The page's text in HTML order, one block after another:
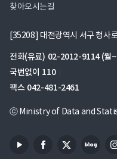
찾아오시는길
[35208] 대전광역시 서구 청사
전화(유료) 02-2012-9114 (월
국번없이 110
팩스 042-481-2461
ⓒ Ministry of Data and